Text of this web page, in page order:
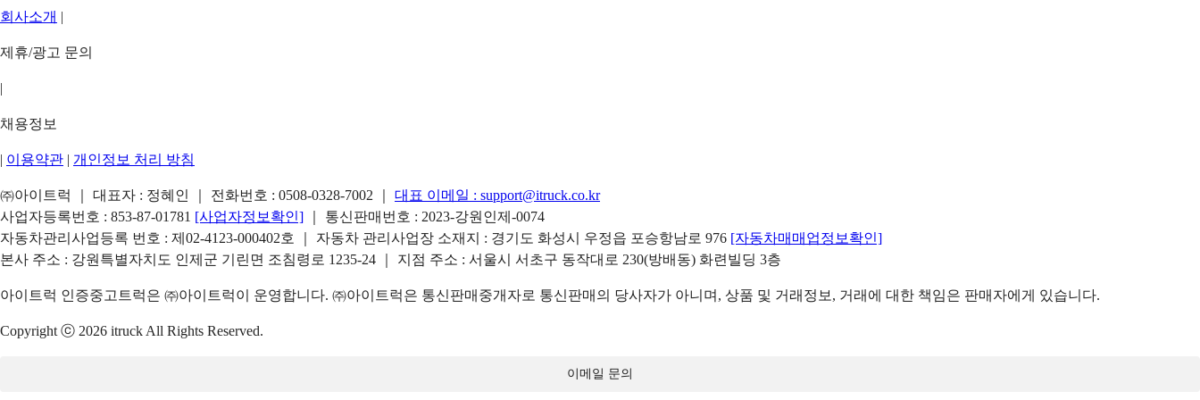
회사소개 |
제휴/광고 문의
|
채용정보
| 이용약관 | 개인정보 처리 방침
㈜아이트럭 ｜ 대표자 : 정혜인 ｜ 전화번호 : 0508-0328-7002 대표 이메일 : support@itruck.co.kr
사업자등록번호 : 853-87-01781 [사업자정보확인]
｜ 통신판매번호 : 2023-강원인제-0074
자동차관리사업등록 번호 : 제02-4123-000402호 ｜ 자동차 관리사업장 소재지 : 경기도 화성시 우정읍 포승항남로 976 [자동차매매업정보확인]
본사 주소 : 강원특별자치도 인제군 기린면 조침령로 1235-24 ｜ 지점 주소 : 서울시 서초구 동작대로 230(방배동) 화련빌딩 3층
아이트럭 인증중고트럭은 ㈜아이트럭이 운영합니다. ㈜아이트럭은 통신판매중개자로 통신판매의 당사자가 아니며, 상품 및 거래정보, 거래에 대한 책임은 판매자에게 있습니다.
Copyright ⓒ 2026 itruck All Rights Reserved.
이메일 문의